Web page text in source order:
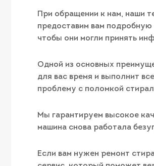
При обращении к нам, наши
предоставим вам
чтобы они могли принять
Одной из основных
для вас время и выполнит
проблему с поломкой
Мы гарантируем высокое
машина снова работала
Если вам нужен ремонт